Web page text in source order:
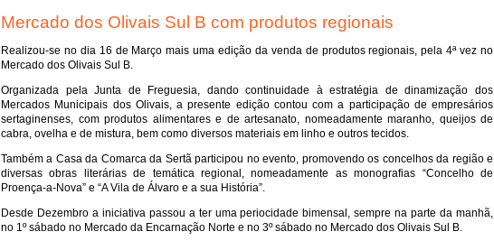
Mercado dos Olivais Sul B com produtos regionais
Realizou-se no dia 16 de Março mais uma edição da venda de produtos regionais, pela 4ª vez no
Mercado dos Olivais Sul B.
Organizada pela Junta de Freguesia, dando continuidade à estratégia de dinamização dos
Mercados Municipais dos Olivais, a presente edição contou com a participação de empresários
sertaginenses, com produtos alimentares e de artesanato, nomeadamente maranho, queijos de
cabra, ovelha e de mistura, bem como diversos materiais em linho e outros tecidos.
Também a Casa da Comarca da Sertã participou no evento, promovendo os concelhos da região e
diversas obras literárias de temática regional, nomeadamente as monografias “Concelho de
Proença-a-Nova” e “A Vila de Álvaro e a sua História”.
Desde Dezembro a iniciativa passou a ter uma periocidade bimensal, sempre na parte da manhã,
no 1º sábado no Mercado da Encarnação Norte e no 3º sábado no Mercado dos Olivais Sul B.